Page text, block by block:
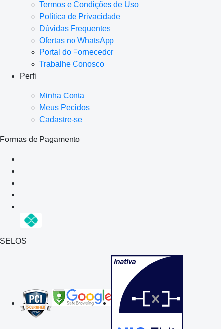
Termos e Condições de Uso
Política de Privacidade
Dúvidas Frequentes
Ofertas no WhatsApp
Portal do Fornecedor
Trabalhe Conosco
Perfil
Minha Conta
Meus Pedidos
Cadastre-se
Formas de Pagamento
SELOS